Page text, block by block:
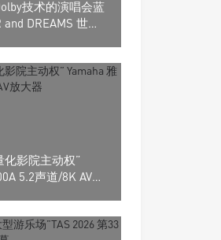
技术的演唱会蓝
DREAMS 世界
影院主动权”
5.2声道/8K AV放